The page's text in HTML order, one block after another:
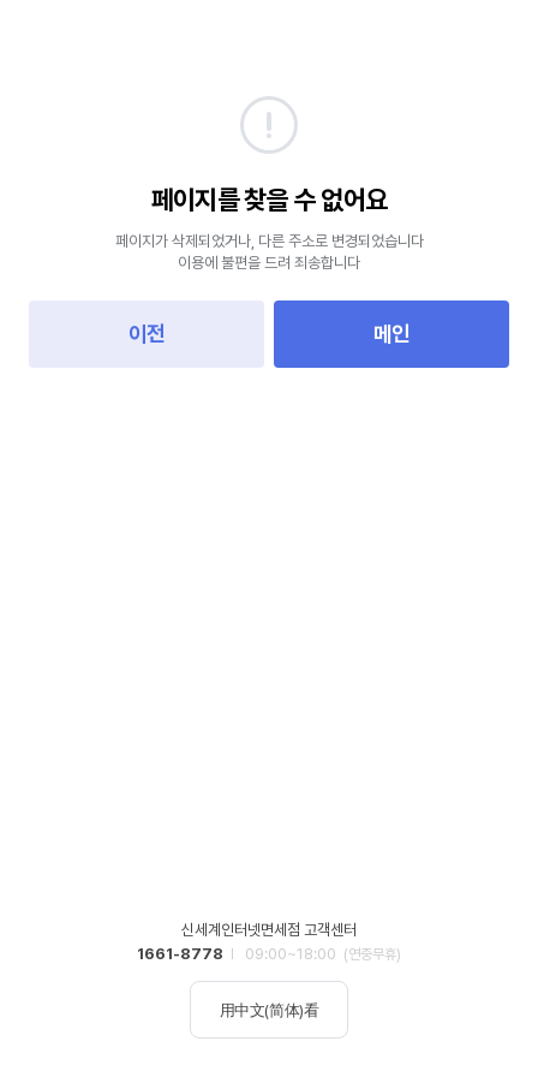
페이지를 찾을 수 없어요
페이지가 삭제되었거나, 다른 주소로 변경되었습니다
이용에 불편을 드려 죄송합니다
이전 메인
신세계인터넷면세점 고객센터
1661-8778
09:00~18:00 (연중무휴)
用中文(简体)看